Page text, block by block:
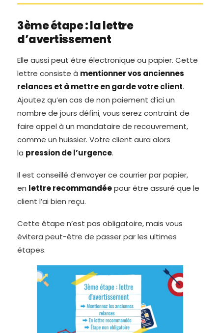
3ème étape : la lettre
d’avertissement
Elle aussi peut être électronique ou papier. Cette
lettre consiste à mentionner vos anciennes
relances et à mettre en garde votre client.
Ajoutez qu’en cas de non paiement d’ici un
nombre de jours défini, vous serez contraint de
faire appel à un mandataire de recouvrement,
comme un huissier. Votre client aura alors
la pression de l’urgence.
Il est conseillé d’envoyer ce courrier par papier,
en lettre recommandéepour être assuré que le
client l’ai bien reçu.
Cette étape n’est pas obligatoire, mais vous
évitera peut-être de passer par les ultimes
étapes.